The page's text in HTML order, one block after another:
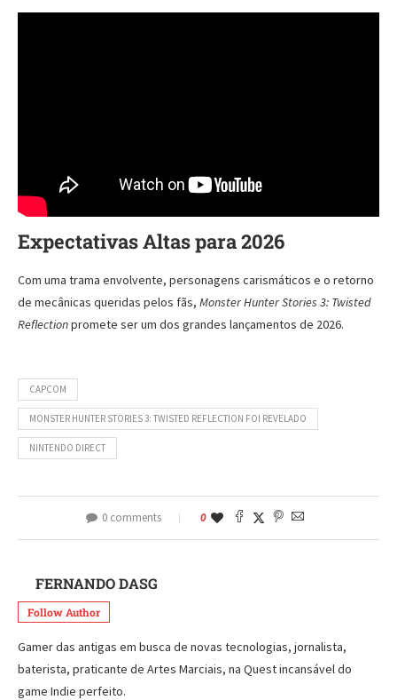
Expectativas Altas para 2026
Com uma trama envolvente, personagens carismáticos e o retorno
de mecânicas queridas pelos fãs, Monster Hunter Stories 3: Twisted
Reflectionpromete ser um dos grandes lançamentos de 2026.
CAPCOM
MONSTER HUNTER STORIES 3: TWISTED REFLECTION FOI REVELADO
NINTENDO DIRECT
0 comments 0
FERNANDO DASG
Follow Author
Gamer das antigas em busca de novas tecnologias, jornalista,
baterista, praticante de Artes Marciais, na Quest incansável do
game Indie perfeito.